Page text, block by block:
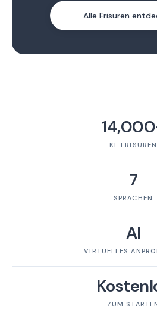
Alle Frisuren
KI-FRISUREN
7
SPRACHEN
AI
VIRTUELLES
ZUM